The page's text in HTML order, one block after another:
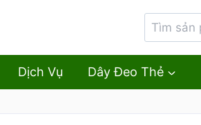
Dịch Vụ Dây Đeo Thẻ